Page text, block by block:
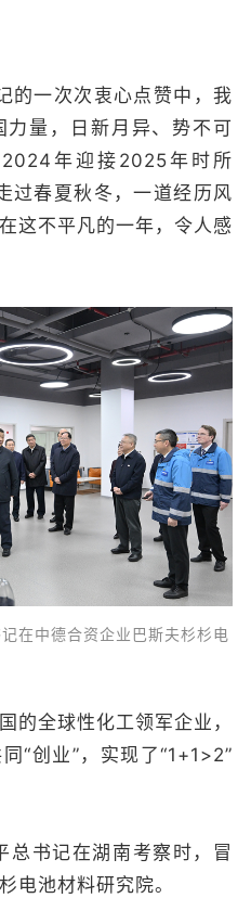
的一次次衷心点赞中，我
量，日新月异、势不可
年迎接2025年时所
过春夏秋冬，一道经历风
这不平凡的一年，令人感
在中德合资企业巴斯夫杉杉电
的全球性化工领军企业，
“创业”，实现了“1+1>2”
书记在湖南考察时，冒
电池材料研究院。